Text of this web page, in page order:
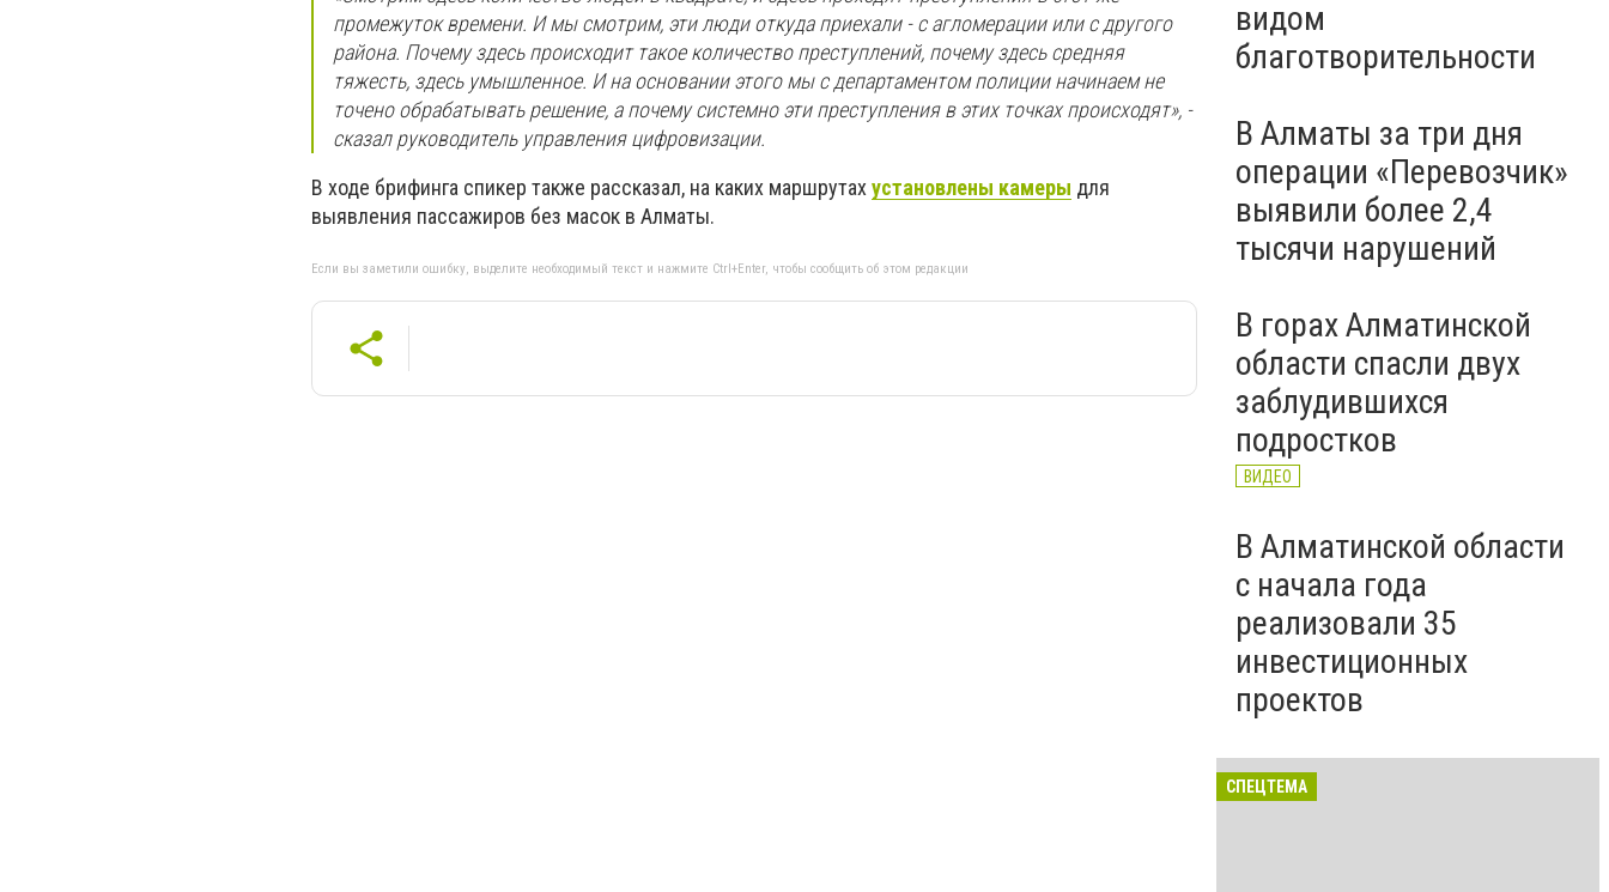
промежуток времени. И мы смотрим, эти люди откуда приехали - с агломерации или с другого
района. Почему здесь происходит такое количество преступлений, почему здесь средняя
тяжесть, здесь умышленное. И на основании этого мы с департаментом полиции начинаем не
точено обрабатывать решение, а почему системно эти преступления в этих точках происходят», -
сказал руководитель управления цифровизации.
В ходе брифинга спикер также рассказал, на каких маршрутах установлены камеры для
выявления пассажиров без масок в Алматы.
Если вы заметили ошибку, выделите необходимый текст и нажмите Ctrl+Enter, чтобы сообщить об этом редакции
видом
благотворительности
В Алматы за три дня
операции «Перевозчик»
выявили более 2,4
тысячи нарушений
В горах Алматинской
области спасли двух
заблудившихся
подростков
ВИДЕО
В Алматинской области
с начала года
реализовали 35
инвестиционных
проектов
СПЕЦТЕМА